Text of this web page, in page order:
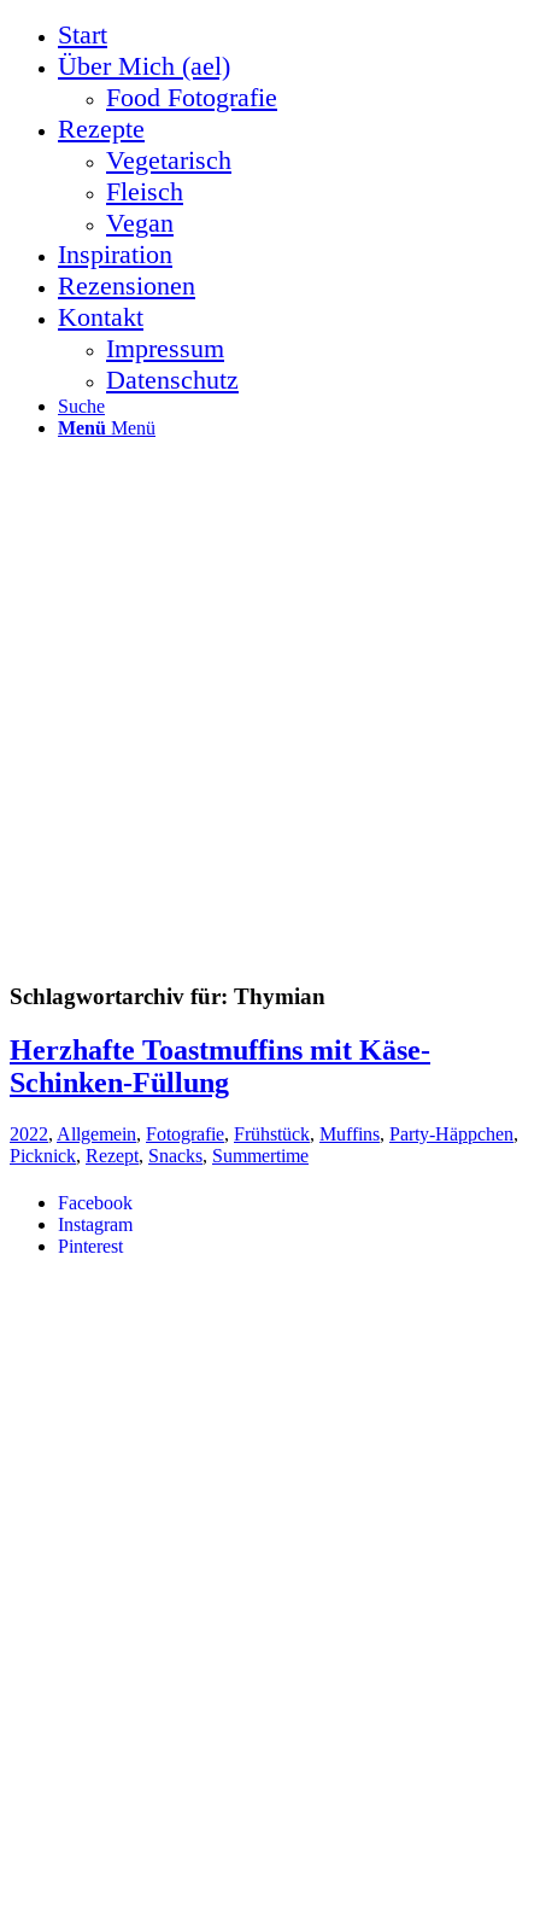
Start
Über Mich (ael)
Food Fotografie
Rezepte
Vegetarisch
Fleisch
Vegan
Inspiration
Rezensionen
Kontakt
Impressum
Datenschutz
Suche
Menü Menü
Facebook
Instagram
Pinterest
Schlagwortarchiv für: Thymian
Herzhafte Toastmuffins mit Käse-
Schinken-Füllung
2022, Allgemein, Fotografie, Frühstück, Muffins, Party-Häppchen,
Picknick, Rezept, Snacks, Summertime